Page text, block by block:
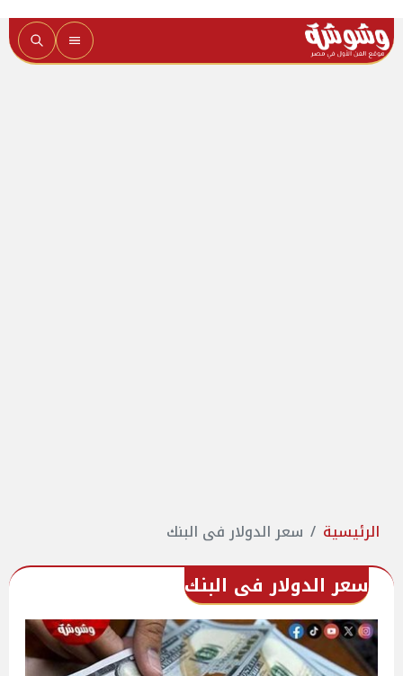
الرئيسية سعر الدولار فى البنك
سعر الدولار فى البنك